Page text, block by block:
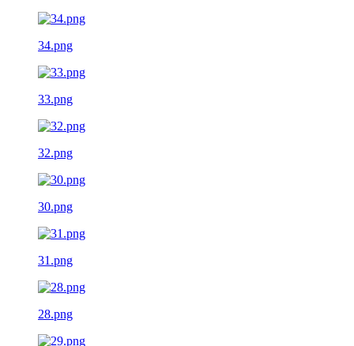
34.png
33.png
32.png
30.png
31.png
28.png